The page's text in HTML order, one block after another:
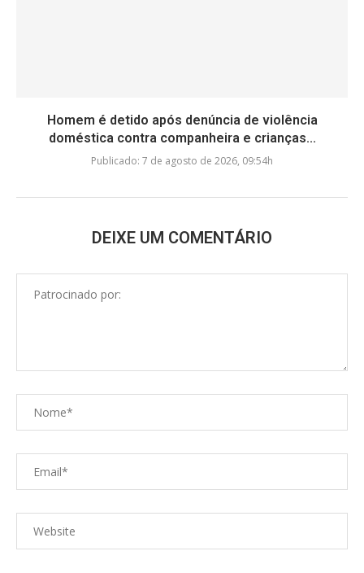
Homem é detido após denúncia de violência
doméstica contra companheira e crianças...
Publicado: 7 de agosto de 2026, 09:54h
DEIXE UM COMENTÁRIO